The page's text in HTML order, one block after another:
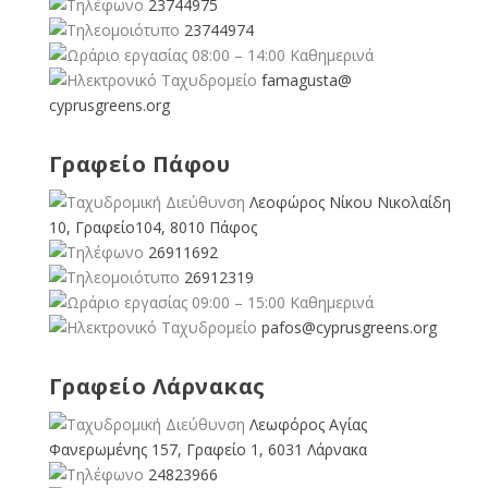
23744975
23744974
08:00 – 14:00 Καθημερινά
famagusta@
cyprusgreens.org
Γραφείο Πάφου
Λεοφώρος Νίκου Νικολαίδη
10, Γραφείο104, 8010 Πάφος
26911692
26912319
09:00 – 15:00 Καθημερινά
pafos@cyprusgreens.org
Γραφείο Λάρνακας
Λεωφόρος Αγίας
Φανερωμένης 157, Γραφείο 1, 6031 Λάρνακα
24823966